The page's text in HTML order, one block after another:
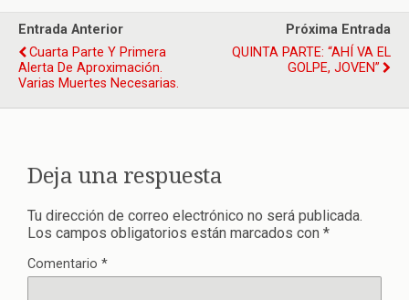
Entrada Anterior
Cuarta Parte Y Primera
Alerta De Aproximación.
Varias Muertes Necesarias.
Próxima Entrada
QUINTA PARTE: “AHÍ VA EL
GOLPE, JOVEN”
Deja una respuesta
Tu dirección de correo electrónico no será publicada.
Los campos obligatorios están marcados con *
Comentario *